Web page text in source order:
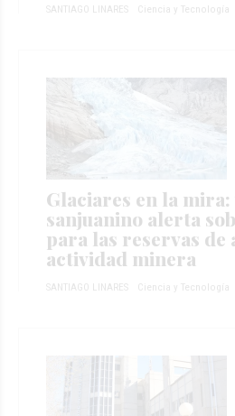
SANTIAGO LINARES Ciencia y Tecnología
Glaciares en la
sanjuanino alerta
para las reservas de
actividad minera
SANTIAGO LINARES Ciencia y Tecnología